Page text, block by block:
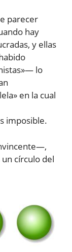
parecer
hay
y ellas
lo
en la cual
imposible.
círculo del